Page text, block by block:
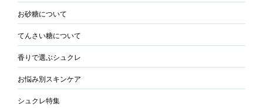
お砂糖について
てんさい糖について
香りで選ぶシュクレ
お悩み別スキンケア
シュクレ特集